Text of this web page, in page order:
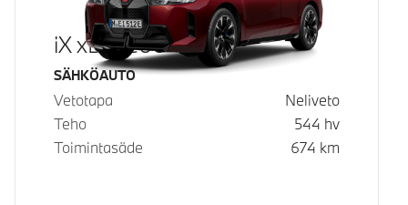
iX xDrive60
Käyttövoima
SÄHKÖAUTO
Vetotapa
Neliveto
Teho
544 hv
Toimintasäde
674 km